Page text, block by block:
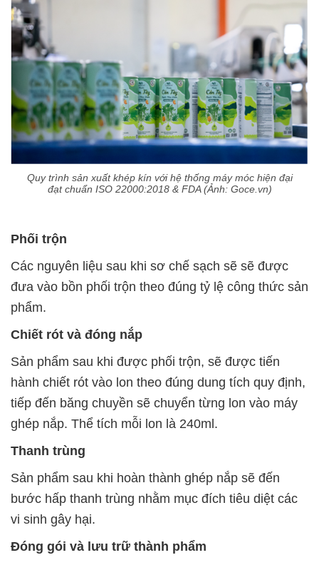
Quy trình sản xuất khép kín với hệ thống máy móc hiện đại
đạt chuẩn ISO 22000:2018 & FDA (Ảnh: Goce.vn)
Phối trộn
Các nguyên liệu sau khi sơ chế sạch sẽ sẽ được
đưa vào bồn phối trộn theo đúng tỷ lệ công thức sản
phẩm.
Chiết rót và đóng nắp
Sản phẩm sau khi được phối trộn, sẽ được tiến
hành chiết rót vào lon theo đúng dung tích quy định,
tiếp đến băng chuyền sẽ chuyển từng lon vào máy
ghép nắp. Thể tích mỗi lon là 240ml.
Thanh trùng
Sản phẩm sau khi hoàn thành ghép nắp sẽ đến
bước hấp thanh trùng nhằm mục đích tiêu diệt các
vi sinh gây hại.
Đóng gói và lưu trữ thành phẩm